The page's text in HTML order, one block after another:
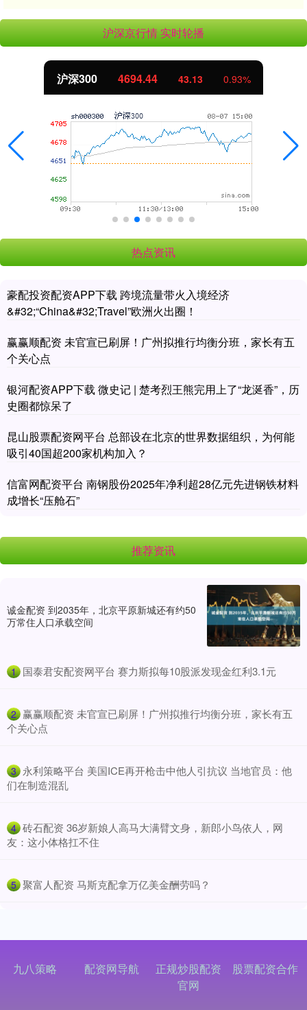
沪深京行情 实时轮播
北证50 1134.24 11.37 1.01%
热点资讯
豪配投资配资APP下载 跨境流量带火入境经济
&#32;“China&#32;Travel”欧洲火出圈！
赢赢顺配资 未官宣已刷屏！广州拟推行均衡分班，家长有五
个关心点
银河配资APP下载 微史记 | 楚考烈王熊完用上了“龙涎香”，历
史圈都惊呆了
昆山股票配资网平台 总部设在北京的世界数据组织，为何能
吸引40国超200家机构加入？
信富网配资平台 南钢股份2025年净利超28亿元先进钢铁材料
成增长“压舱石”
推荐资讯
诚金配资 到2035年，北京平原新城还有约50
万常住人口承载空间
1 ​国泰君安配资网平台 赛力斯拟每10股派发现金红利3.1元
2 ​赢赢顺配资 未官宣已刷屏！广州拟推行均衡分班，家长有五
个关心点
3 ​永利策略平台 美国ICE再开枪击中他人引抗议 当地官员：他
们在制造混乱
4 ​砖石配资 36岁新娘人高马大满臂文身，新郎小鸟依人，网
友：这小体格扛不住
5 ​聚富人配资 马斯克配拿万亿美金酬劳吗？
九八策略 配资网导航
正规炒股配资
官网
股票配资合作